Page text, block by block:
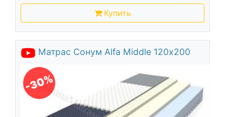
Купить
Матрас Сонум Alfa Middle 120х200
-30%